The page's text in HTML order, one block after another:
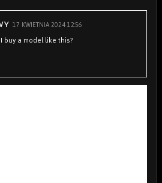
17 KWIETNIA 2024 12:56
buy a model like this?